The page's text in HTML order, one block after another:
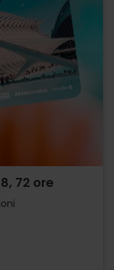
72 ore